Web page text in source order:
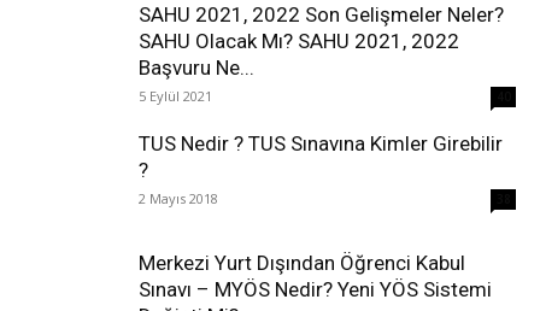
SAHU 2021, 2022 Son Gelişmeler Neler?
SAHU Olacak Mı? SAHU 2021, 2022
Başvuru Ne...
5 Eylül 2021
TUS Nedir ? TUS Sınavına Kimler Girebilir
?
2 Mayıs 2018
Merkezi Yurt Dışından Öğrenci Kabul
Sınavı – MYÖS Nedir? Yeni YÖS Sistemi